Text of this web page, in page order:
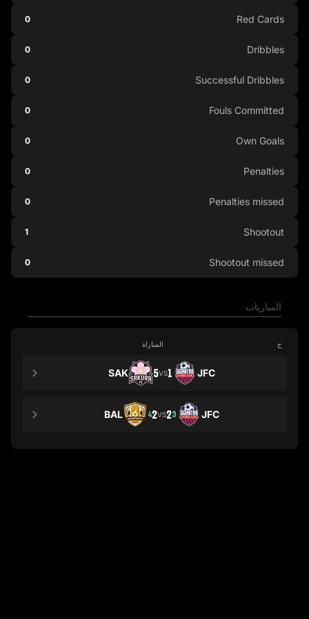
المباريات
ج المباراة
JFC
1
VS
5
SAK
JFC
3
2
VS
2
4
BAL
Red Cards
0
Dribbles
0
Successful Dribbles
0
Fouls Committed
0
Own Goals
0
Penalties
0
Penalties missed
0
Shootout
1
Shootout missed
0